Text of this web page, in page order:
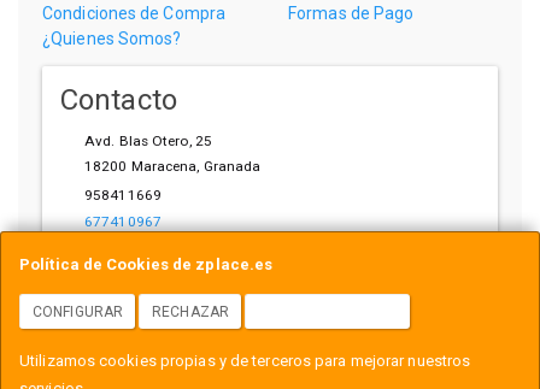
Política de Cookies de zplace.es
CONFIGURAR RECHAZAR
Utilizamos cookies propias y de terceros para mejorar nuestros
Condiciones de Compra
Formas de Pago
¿Quienes Somos?
Contacto
Avd. Blas Otero, 25
18200 Maracena, Granada
958411669
677410967
Horario
L-V: 10:00-14:00, 17:00-21:00